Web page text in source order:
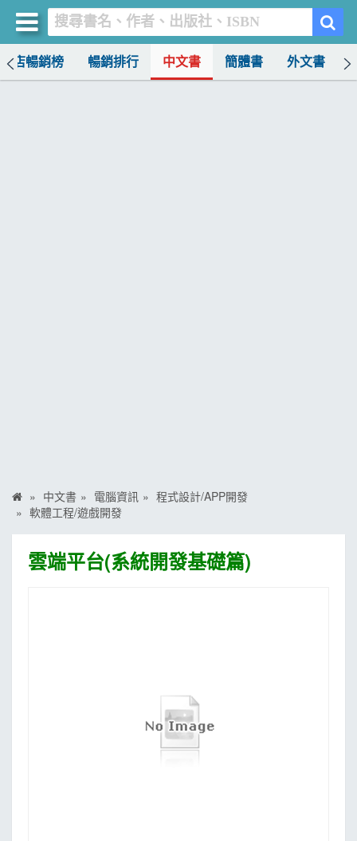
書店暢銷榜 暢銷排行 中文書 簡體書 外文書
中文書 電腦資訊
程式設計/APP開發
軟體工程/遊戲開發
雲端平台(系統開發基礎篇)
買書網